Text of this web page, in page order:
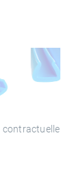
contractuelle